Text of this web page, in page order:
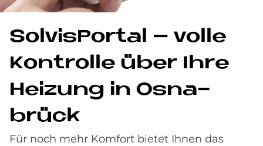
Sol­visPor­tal – vol­le
Kon­trol­le über Ihre
Hei­zung in Os­na­
brück
Für noch mehr Komfort bietet Ihnen das